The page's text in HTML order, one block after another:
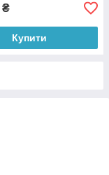
₴
Купити